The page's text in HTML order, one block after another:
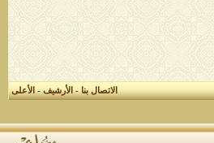
الاتصال بنا-الأرشيف-الأعلى